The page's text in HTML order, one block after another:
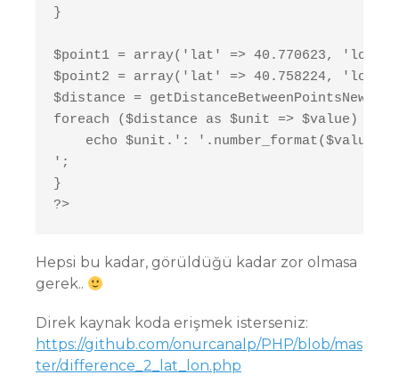
}
$point1 = array('lat' => 40.770623, 'long'
$point2 = array('lat' => 40.758224, 'long'
$distance =
foreach ($distance as $unit => $value) {
echo $unit.':
';
}
?>
Hepsi bu kadar, görüldüğü kadar zor olmasa
gerek..
Direk kaynak koda erişmek isterseniz:
https://github.com/onurcanalp/PHP/blob/mas
ter/difference_2_lat_lon.php